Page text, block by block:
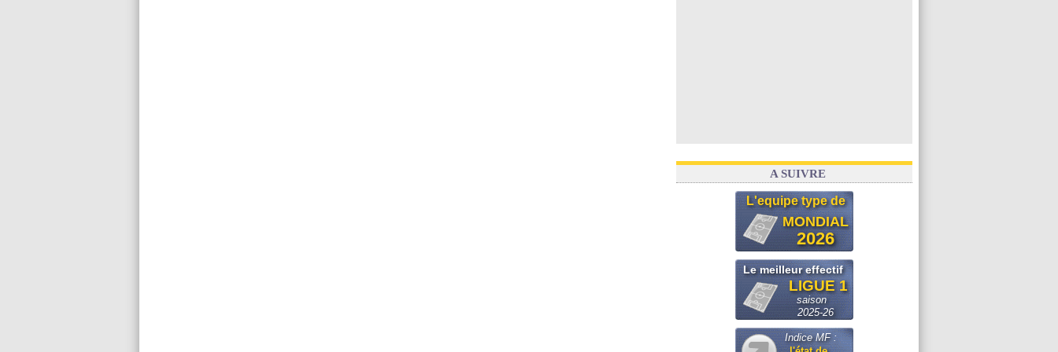
A SUIVRE
L'equipe type de
MONDIAL
2026
Le meilleur effectif
LIGUE 1
saison
2025-26
Indice MF :